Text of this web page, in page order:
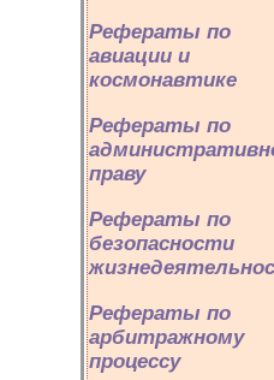
Рефераты по
авиации и
космонавтике
Рефераты по
праву
Рефераты по
безопасности
Рефераты по
арбитражному
процессу